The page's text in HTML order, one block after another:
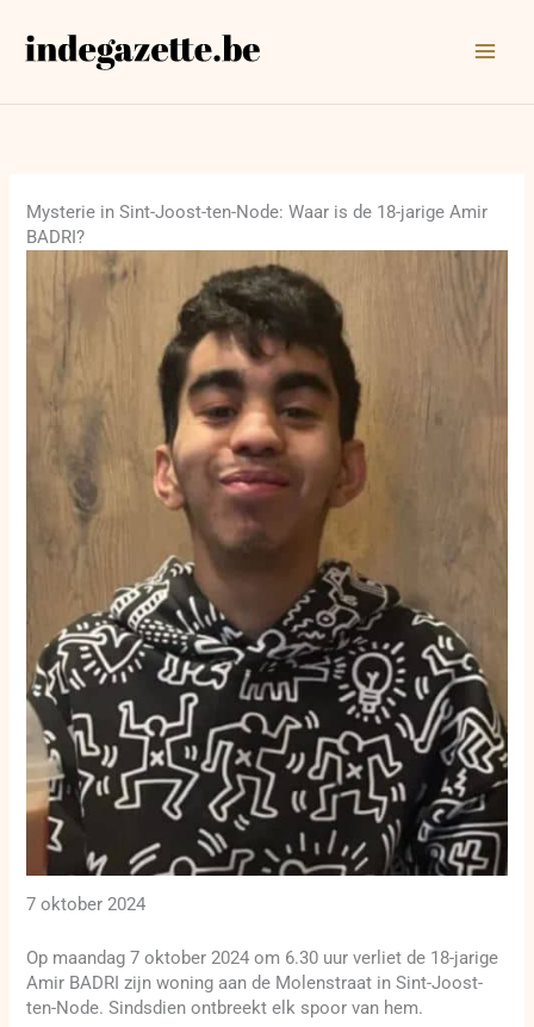
naar
Mysterie in Sint-Joost-ten-Node: Waar is de 18-jarige Amir
BADRI?
7 oktober 2024
Op maandag 7 oktober 2024 om 6.30 uur verliet de 18-jarige
Amir BADRI zijn woning aan de Molenstraat in Sint-Joost-
ten-Node. Sindsdien ontbreekt elk spoor van hem.